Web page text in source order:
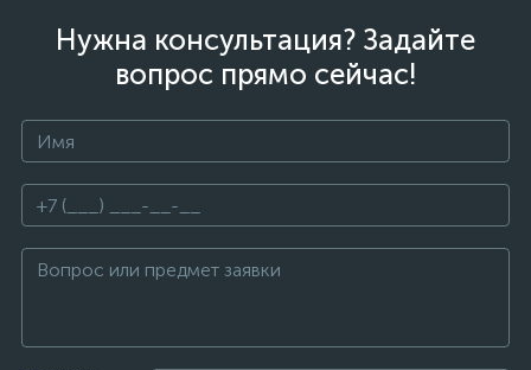
Нужна консультация? Задайте
вопрос прямо сейчас!